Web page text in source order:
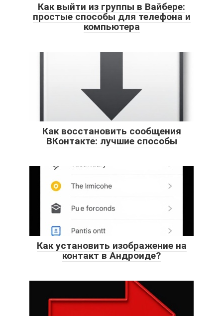
Как выйти из группы в Вайбере:
простые способы для телефона и
компьютера
Как восстановить сообщения
ВКонтакте: лучшие способы
Как установить изображение на
контакт в Андроиде?